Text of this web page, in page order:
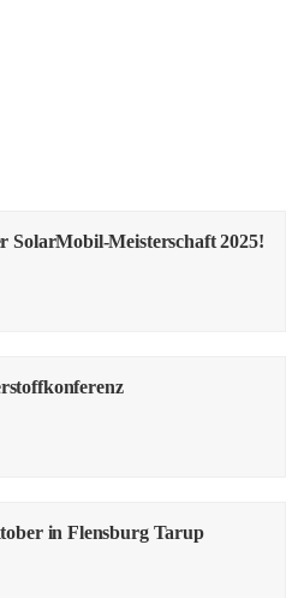
SolarMobil-Meisterschaft 2025!
in Flensburg Tarup